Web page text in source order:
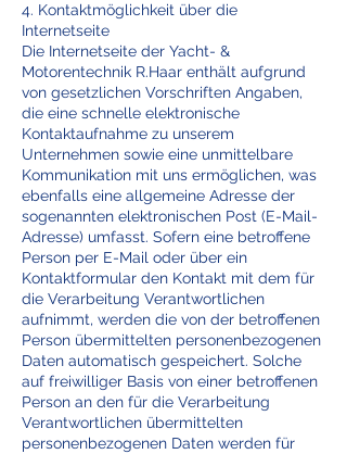
4. Kontaktmöglichkeit über die
Internetseite
Die Internetseite der Yacht- &
Motorentechnik R.Haar enthält aufgrund
von gesetzlichen Vorschriften Angaben,
die eine schnelle elektronische
Kontaktaufnahme zu unserem
Unternehmen sowie eine unmittelbare
Kommunikation mit uns ermöglichen, was
ebenfalls eine allgemeine Adresse der
sogenannten elektronischen Post (E-Mail-
Adresse) umfasst. Sofern eine betroffene
Person per E-Mail oder über ein
Kontaktformular den Kontakt mit dem für
die Verarbeitung Verantwortlichen
aufnimmt, werden die von der betroffenen
Person übermittelten personenbezogenen
Daten automatisch gespeichert. Solche
auf freiwilliger Basis von einer betroffenen
Person an den für die Verarbeitung
Verantwortlichen übermittelten
personenbezogenen Daten werden für